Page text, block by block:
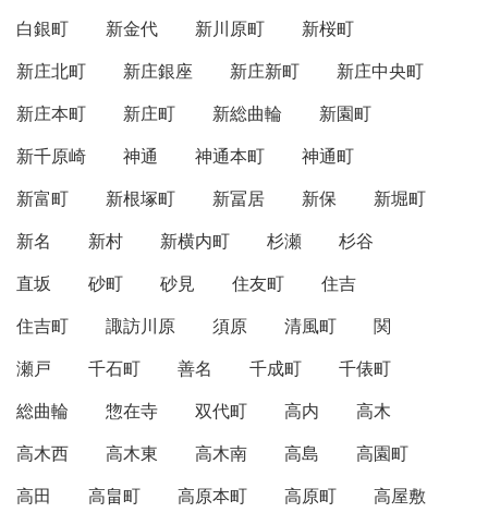
白銀町
新金代 新川原町
新桜町
新庄北町
新庄銀座 新庄新町
新庄中央町
新庄本町
新庄町 新総曲輪
新園町
新千原崎
神通 神通本町
神通町
新富町
新根塚町 新冨居 新保
新堀町
新名
新村 新横内町 杉瀬
杉谷
直坂
砂町 砂見 住友町
住吉
住吉町
諏訪川原 須原 清風町
関
瀬戸
千石町 善名 千成町
千俵町
総曲輪
惣在寺 双代町 高内
高木
高木西
高木東 高木南 高島
高園町
高田
高畠町 高原本町 高原町
高屋敷